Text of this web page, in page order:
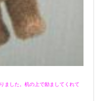
りました。 机の上で励ましてくれて